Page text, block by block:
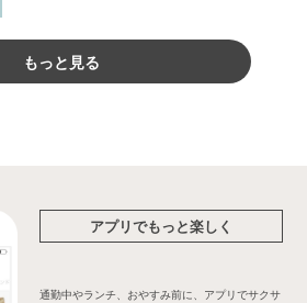
もっと見る
アプリでもっと楽しく
通勤中やランチ、おやすみ前に、アプリでサクサ